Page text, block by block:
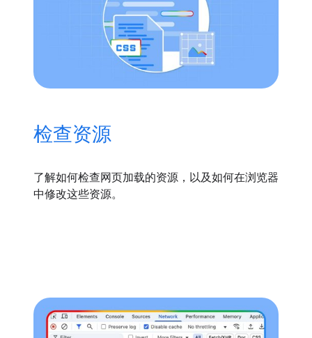
检查资源
了解如何检查网页加载的资源，以及如何在浏览器
中修改这些资源。